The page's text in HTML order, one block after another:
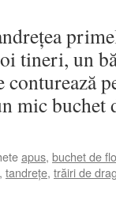
tineri, un
mic
apus, buchet de
, tandrețe, trăiri de